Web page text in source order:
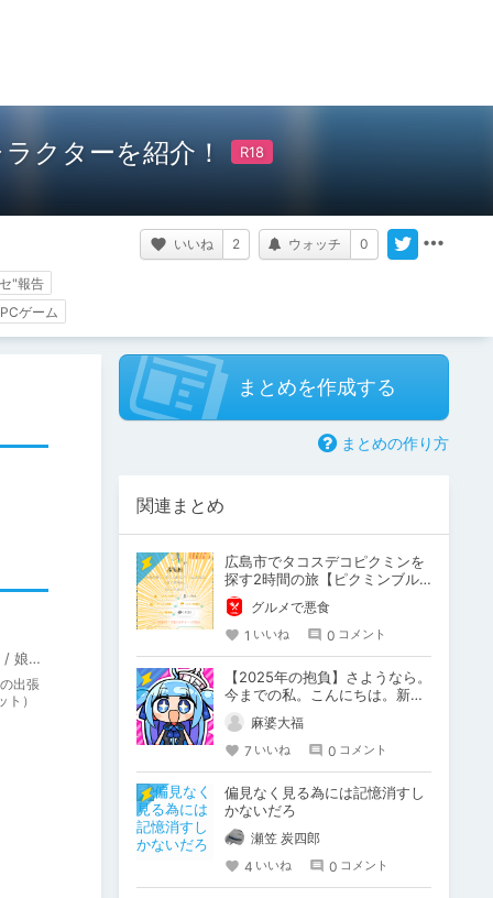
クターを紹介！
いいね 2 ウォッチ 0
"報告
PCゲーム
インターハート / Candy Soft / ぐみそふと / はちみつそふと / REAL / DarknessPot / 娘。 / しばそふと / DESSERT Soft / カカオ / ういろうそふと / ましゅまろそふと
出張
）
まとめを作成する
まとめの作り方
関連まとめ
広島市でタコスデコピクミンを
探す2時間の旅【ピクミンブル
ーム / Pikmin Bloom】
グルメで悪食
1 いいね 0 コメント
【2025年の抱負】さようなら。
今までの私。こんにちは。新た
な私。
麻婆大福
7 いいね 0 コメント
偏見なく見る為には記憶消すし
かないだろ
瀬笠 炭四郎
4 いいね 0 コメント